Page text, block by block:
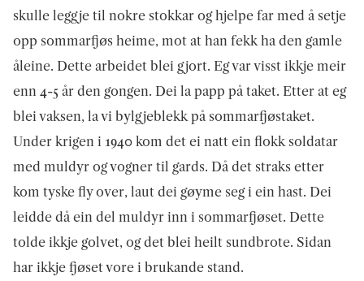
skulle leggje til nokre stokkar og hjelpe far med å setje
opp sommarfjøs heime, mot at han fekk ha den gamle
åleine. Dette arbeidet blei gjort. Eg var visst ikkje meir
enn 4-5 år den gongen. Dei la papp på taket. Etter at eg
blei vaksen, la vi bylgjeblekk på sommarfjøstaket.
Under krigen i 1940 kom det ei natt ein flokk soldatar
med muldyr og vogner til gards. Då det straks etter
kom tyske fly over, laut dei gøyme seg i ein hast. Dei
leidde då ein del muldyr inn i sommarfjøset. Dette
tolde ikkje golvet, og det blei heilt sundbro­te. Sidan
har ikkje fjøset vore i brukande stand.